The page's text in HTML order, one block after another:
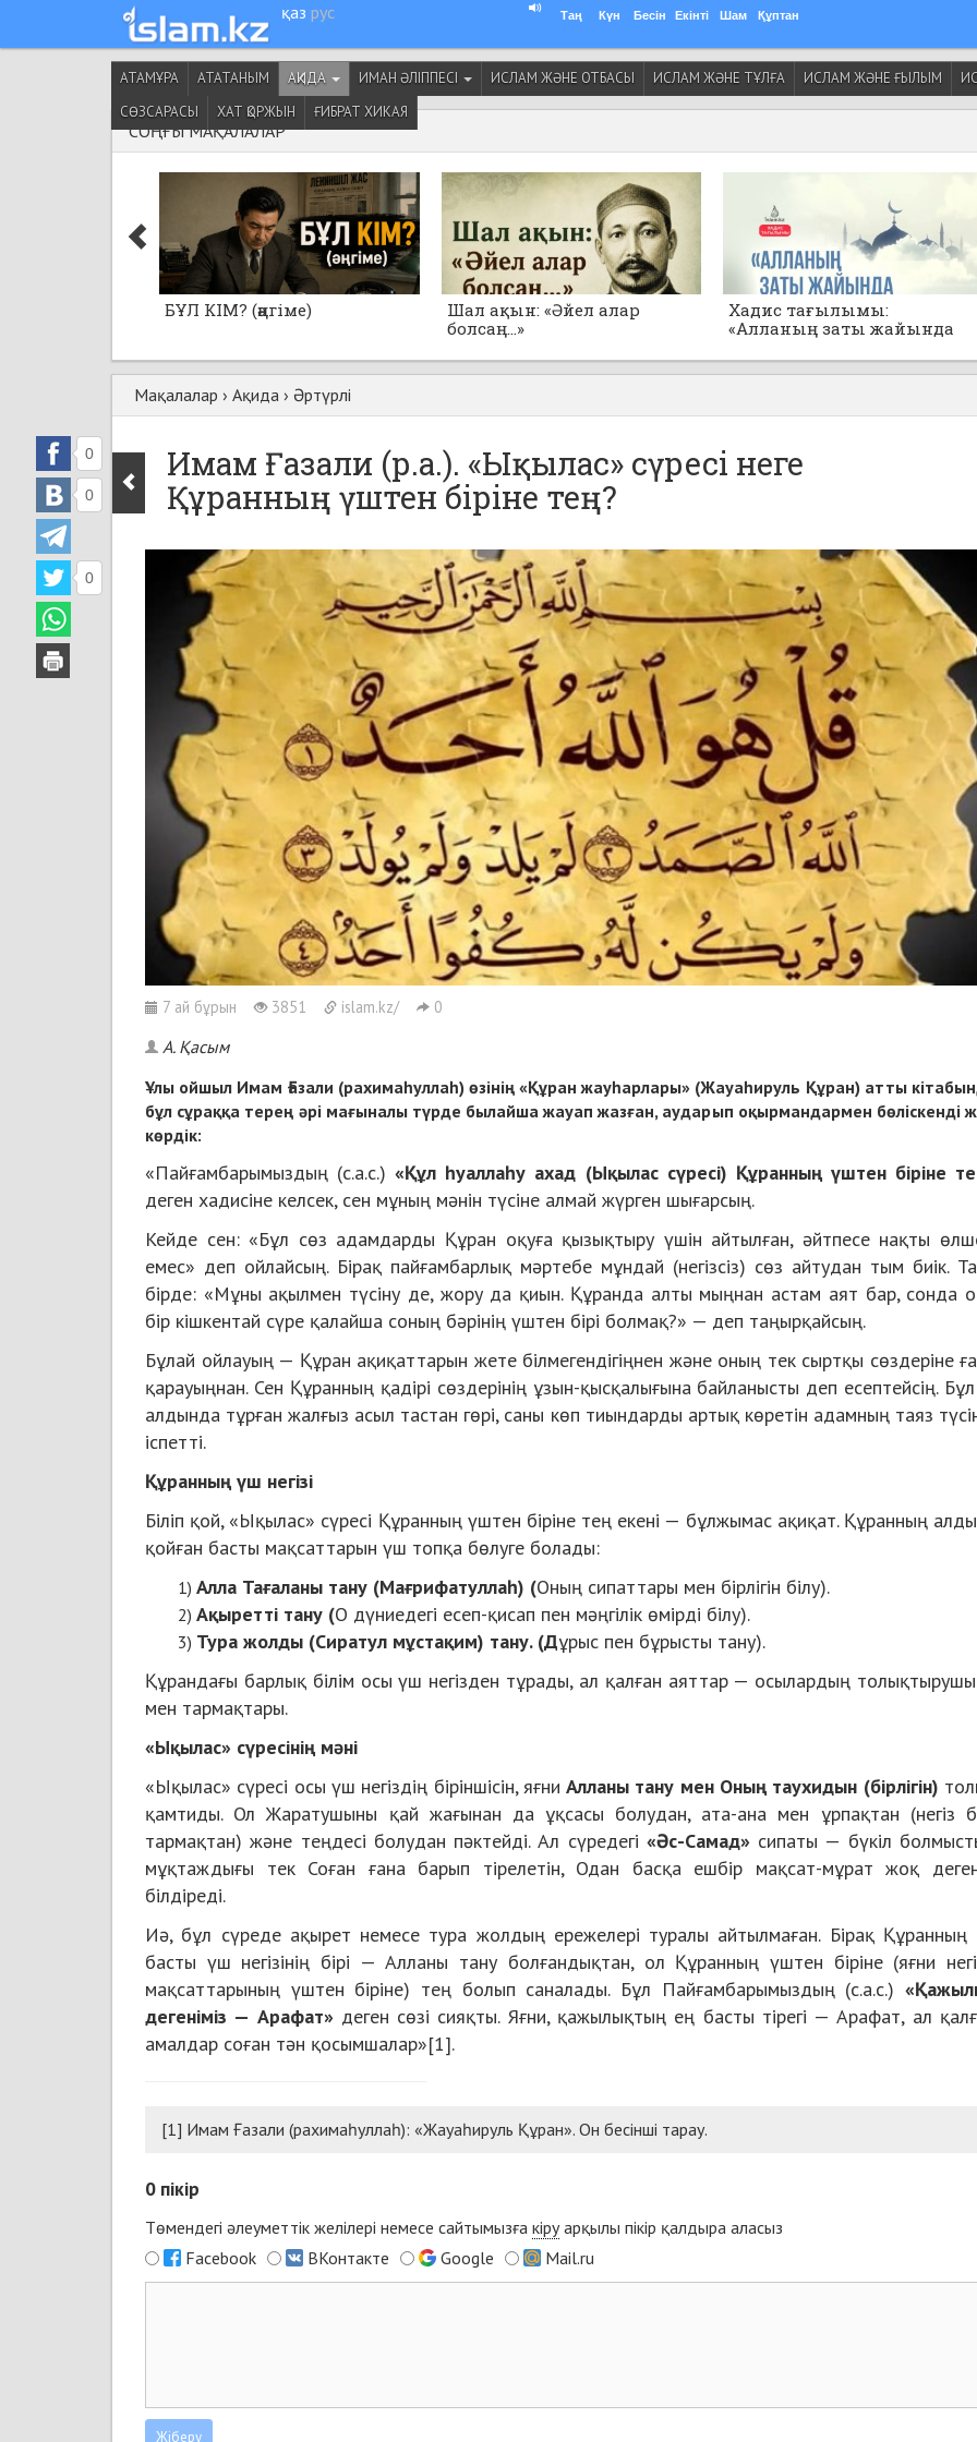
қаз рус Таң Күн Бесін Екінті Шам Құптан
АТАМҰРА АТАТАНЫМ АҚИДА ИМАН ӘЛІППЕСІ ИСЛАМ ЖӘНЕ ОТБАСЫ ИСЛАМ ЖӘНЕ ТҰЛҒА ИСЛАМ ЖӘНЕ ҒЫЛЫМ
СӨЗСАРАСЫ
ХАТ ҚОРЖЫН ҒИБРАТ ХИКАЯ
СОҢҒЫ МАҚАЛАЛАР
БҰЛ КІМ? (әңгіме)
Шал ақын: «Әйел алар
болсаң...»
Хадис тағылымы:
«Алланың заты жайында
Мақалалар › Ақида › Әртүрлі
Имам Ғазали (р.а.). «Ықылас» сүресі неге
Құранның үштен біріне тең?
7 ай бұрын 3851 islam.kz/ 0
0
0
0
А. Қасым
Ұлы ойшыл Имам Ғазали (рахимаһуллаһ) өзінің «Құран жауһарлары» (Жауаһируль Құран) атты
бұл сұраққа терең әрі мағыналы түрде былайша жауап жазған, аударып оқырмандармен бөліскенді
көрдік:
«Пайғамбарымыздың (с.а.с.)«Құл һуаллаһу ахад (Ықылас сүресі) Құранның үштен біріне
деген хадисіне келсек, сен мұның мәнін түсіне алмай жүрген шығарсың.
Кейде сен: «Бұл сөз адамдарды Құран оқуға қызықтыру үшін айтылған, әйтпесе нақты
емес» деп ойлайсың. Бірақ пайғамбарлық мәртебе мұндай (негізсіз) сөз айтудан тым биік.
бірде: «Мұны ақылмен түсіну де, жору да қиын. Құранда алты мыңнан астам аят бар, сонда
бір кішкентай сүре қалайша соның бәрінің үштен бірі болмақ?» — деп таңырқайсың.
Бұлай ойлауың — Құран ақиқаттарын жете білмегендігіңнен және оның тек сыртқы сөздеріне
қарауыңнан. Сен Құранның қадірі сөздерінің ұзын-қысқалығына байланысты деп есептейсің.
алдында тұрған жалғыз асыл тастан гөрі, саны көп тиындарды артық көретін адамның таяз
іспетті.
Құранның үш негізі
Біліп қой, «Ықылас» сүресі Құранның үштен біріне тең екені — бұлжымас ақиқат. Құранның
қойған басты мақсаттарын үш топқа бөлуге болады:
Алла Тағаланы тану (Мағрифатуллаһ) (Оның сипаттары мен бірлігін білу).
Ақыретті тану (О дүниедегі есеп-қисап пен мәңгілік өмірді білу).
Тура жолды (Сиратул мұстақим) тану. (Дұрыс пен бұрысты тану).
Құрандағы барлық білім осы үш негізден тұрады, ал қалған аяттар — осылардың
мен тармақтары.
«Ықылас» сүресінің мәні
«Ықылас» сүресі осы үш негіздің біріншісін, яғниАлланы тану мен Оның таухидын (бірлігін)
қамтиды. Ол Жаратушыны қай жағынан да ұқсасы болудан, ата-ана мен ұрпақтан (негіз
тармақтан) және теңдесі болудан пәктейді. Ал сүредегі «Әс-Самад» сипаты — бүкіл
мұқтаждығы тек Соған ғана барып тірелетін, Одан басқа ешбір мақсат-мұрат жоқ
білдіреді.
Иә, бұл сүреде ақырет немесе тура жолдың ережелері туралы айтылмаған. Бірақ Құранның
басты үш негізінің бірі — Алланы тану болғандықтан, ол Құранның үштен біріне (яғни
мақсаттарының үштен біріне) тең болып саналады. Бұл Пайғамбарымыздың (с.а.с.)
дегеніміз — Арафат» деген сөзі сияқты. Яғни, қажылықтың ең басты тірегі — Арафат, ал
амалдар соған тән қосымшалар»[1].
[1] Имам Ғазали (рахимаһуллаһ): «Жауаһируль Құран». Он бесінші тарау.
0 пікір
Төмендегі әлеуметтік желілері немесе сайтымызға кіруарқылы пікір қалдыра аласыз
Facebook
ВКонтакте Google Mail.ru